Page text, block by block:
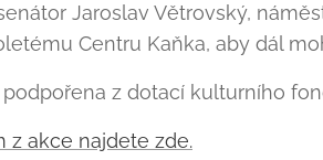
Jaroslav Větrovský,
Centru Kaňka, aby dál
z dotací kulturního
z akce najdete zde.